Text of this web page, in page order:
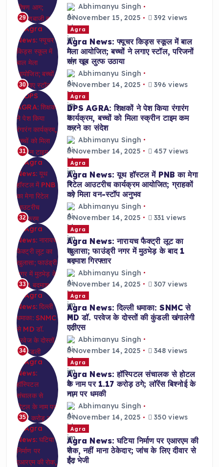
29
Abhimanyu Singh
November 15, 2025
392 views
30
Agra
Agra News: फ्यूचर किड्स स्कूल में बाल
मेला आयोजित; बच्चों ने लगाए स्टॉल, परिजनों
संग खूब लुत्फ उठाया
Abhimanyu Singh
November 14, 2025
396 views
31
Agra
DPS AGRA: शिक्षकों ने पेश किया रंगारंग
कार्यक्रम, बच्चों को मिला स्क्रीन टाइम कम
करने का संदेश
Abhimanyu Singh
November 14, 2025
457 views
32
Agra
Agra News: यूथ हॉस्टल में PNB का मेगा
रिटेल आउटरीच कार्यक्रम आयोजित; ग्राहकों
को मिला वन-स्टॉप अनुभव
Abhimanyu Singh
November 14, 2025
331 views
33
Agra
Agra News: नारायच फैक्ट्री लूट का
खुलासा; फाउंड्री नगर में मुठभेड़ के बाद 1
बदमाश गिरफ्तार
Abhimanyu Singh
November 14, 2025
307 views
34
Agra
Agra News: दिल्ली धमाका: SNMC से
MD डॉ. परवेज के दोस्तों की कुंडली खंगालेगी
एटीएस
Abhimanyu Singh
November 14, 2025
348 views
35
Agra
Agra News: हॉस्पिटल संचालक से होटल
के नाम पर 1.17 करोड़ ठगे; लॉरेंस बिश्नोई के
नाम पर धमकी
Abhimanyu Singh
November 14, 2025
350 views
Agra
Agra News: घटिया निर्माण पर एआरएम की
रोक, नहीं माना ठेकेदार; जांच के लिए दीवार से
ईंट भेजी